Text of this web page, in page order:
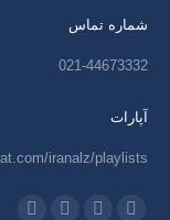
شماره تماس
021-44673332
آپارات
iranalz/playlists
ما را دنبال کنید در: